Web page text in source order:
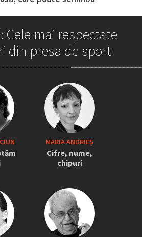
a tras sforile să revină la
» Pițurcă face dezvăluiri
știam că vine el...” +
„Era transfigurat”
Cele mai respectate
din presa de sport
MARIA ANDRIEŞ
Cifre, nume,
chipuri